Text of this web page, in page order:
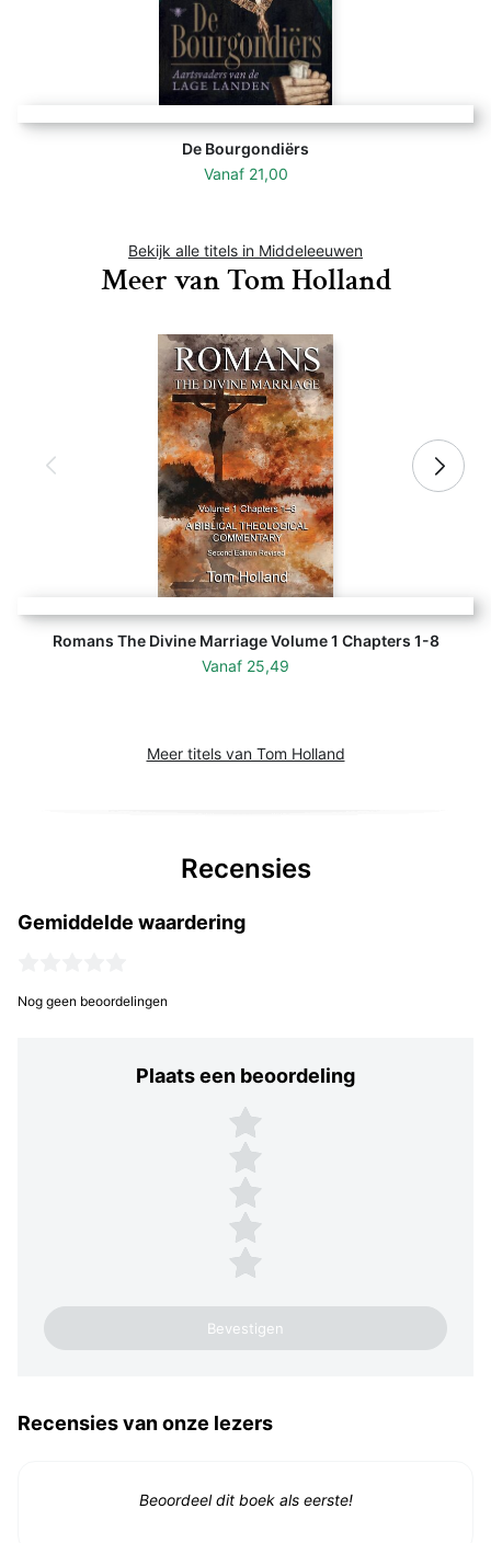
De Bourgondiërs
Vanaf 21,00
Bekijk alle titels in Middeleeuwen
Meer van Tom Holland
Romans The Divine Marriage Volume 1 Chapters 1-8
Vanaf 25,49
Meer titels van Tom Holland
Recensies
Gemiddelde waardering
Nog geen beoordelingen
Plaats een beoordeling
Plaats een beoordeling
5 sterren
4 sterren
3 sterren
2 sterren
1 ster
Recensies van onze lezers
Beoordeel dit boek als eerste!